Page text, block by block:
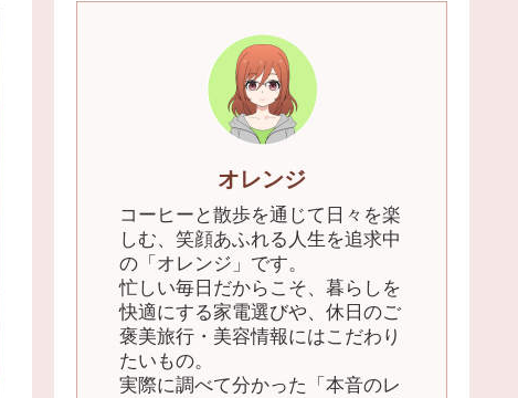
オレンジ
​コーヒーと散歩を通じて日々を楽
しむ、笑顔あふれる人生を追求中
の「オレンジ」です。
忙しい毎日だからこそ、暮らしを
快適にする家電選びや、休日のご
褒美旅行・美容情報にはこだわり
たいもの。
実際に調べて分かった「本音のレ